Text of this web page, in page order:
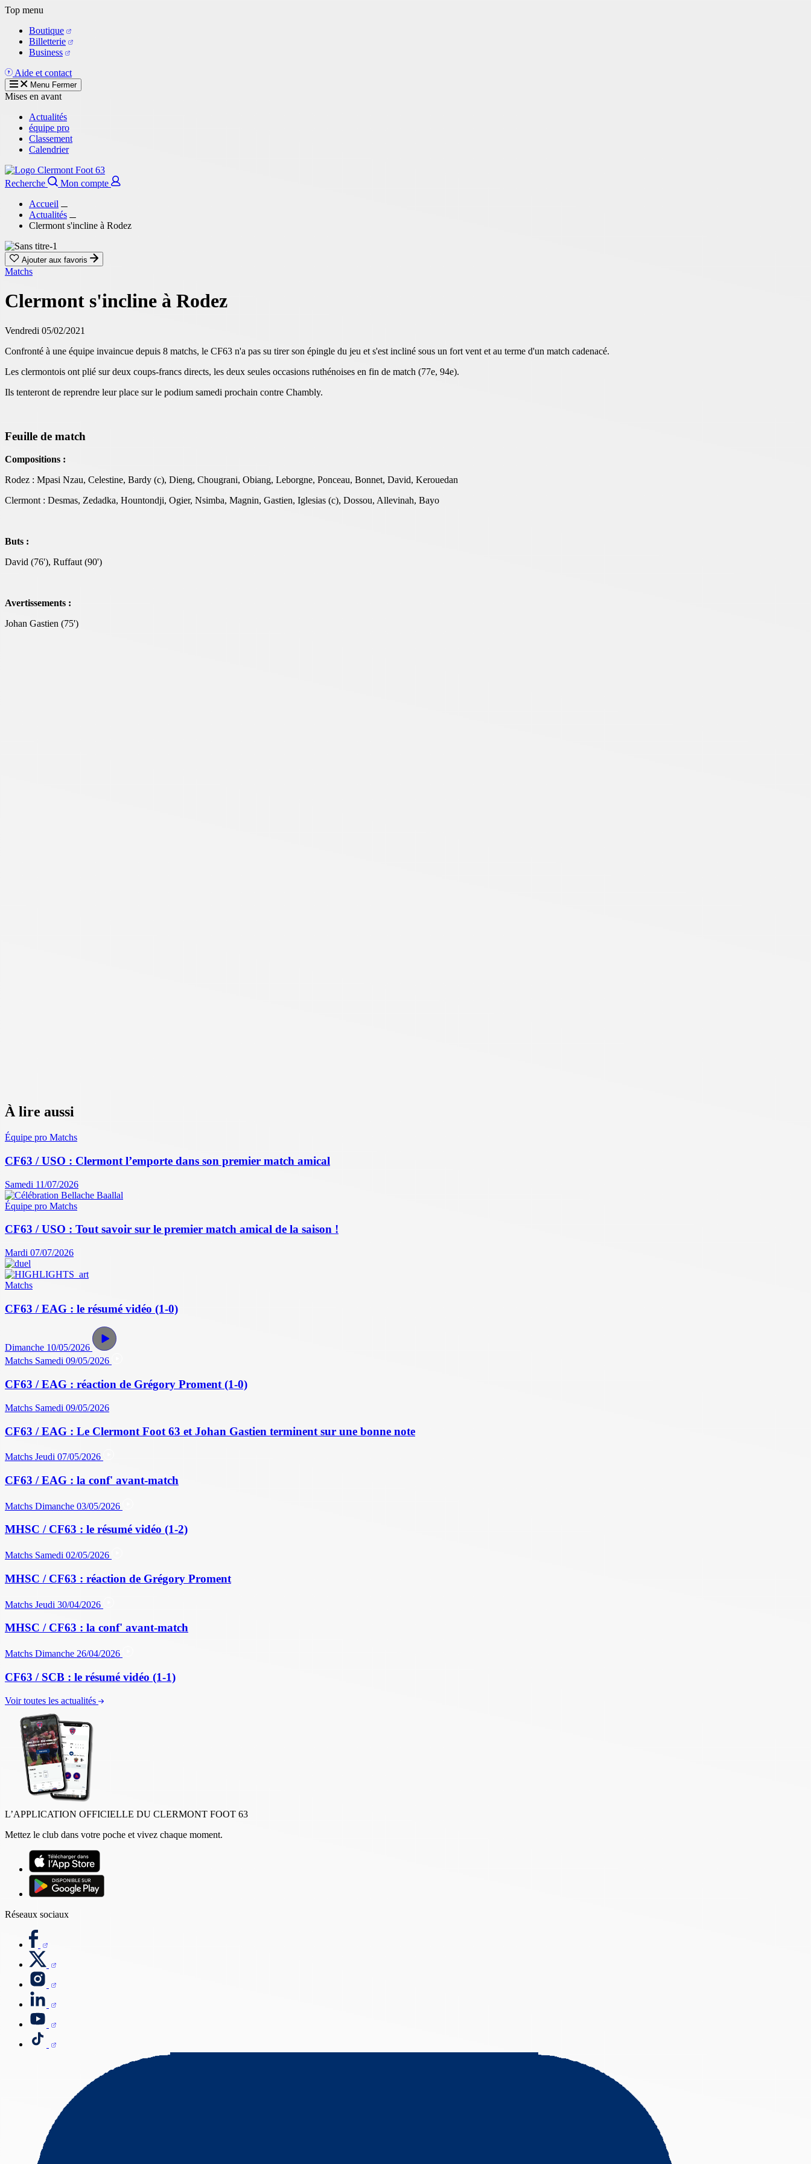
Aller
contenu
principal
Top menu
Boutique
Billetterie
Business
Aide et contact
Menu Fermer
Mises en avant
Actualités
équipe pro
Classement
Calendrier
Recherche
Mon compte
Accueil
Actualités
Clermont s'incline à Rodez
Ajouter aux favoris
Matchs
Clermont s'incline à Rodez
Vendredi 05/02/2021
Confronté à une équipe invaincue depuis 8 matchs, le CF63 n'a pas su tirer son épingle du jeu et s'est incliné sous un fort vent et au terme d'un match cadenacé.
Les clermontois ont plié sur deux coups-francs directs, les deux seules occasions ruthénoises en fin de match (77e, 94e).
Ils tenteront de reprendre leur place sur le podium samedi prochain contre Chambly.
Feuille de match
Compositions :
Rodez : Mpasi Nzau, Celestine, Bardy (c), Dieng, Chougrani, Obiang, Leborgne, Ponceau, Bonnet, David, Kerouedan
Clermont : Desmas, Zedadka, Hountondji, Ogier, Nsimba, Magnin, Gastien, Iglesias (c), Dossou, Allevinah, Bayo
Buts :
David (76'), Ruffaut (90')
Avertissements :
Johan Gastien (75')
À lire aussi
Équipe pro Matchs
CF63 / USO : Clermont l’emporte dans son premier match amical
Samedi 11/07/2026
Équipe pro Matchs
CF63 / USO : Tout savoir sur le premier match amical de la saison !
Mardi 07/07/2026
Matchs
CF63 / EAG : le résumé vidéo (1-0)
Dimanche 10/05/2026
Matchs Samedi 09/05/2026
CF63 / EAG : réaction de Grégory Proment (1-0)
Matchs Samedi 09/05/2026
CF63 / EAG : Le Clermont Foot 63 et Johan Gastien terminent sur une bonne note
Matchs Jeudi 07/05/2026
CF63 / EAG : la conf' avant-match
Matchs Dimanche 03/05/2026
MHSC / CF63 : le résumé vidéo (1-2)
Matchs Samedi 02/05/2026
MHSC / CF63 : réaction de Grégory Proment
Matchs Jeudi 30/04/2026
MHSC / CF63 : la conf' avant-match
Matchs Dimanche 26/04/2026
CF63 / SCB : le résumé vidéo (1-1)
Voir toutes les actualités
L’APPLICATION OFFICIELLE DU CLERMONT FOOT 63
Mettez le club dans votre poche et vivez chaque moment.
Réseaux sociaux